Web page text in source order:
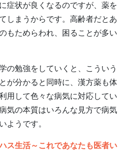
症状が良くなるのですが、薬を
しまうからです。高齢者だとあ
もためらわれ、困ることが多い
の勉強をしていくと、こういう
が分かると同時に、漢方薬も体
用して色々な病気に対応してい
気の本質はいろんな見方で病気
ようです。
ス生活～これであなたも医者い